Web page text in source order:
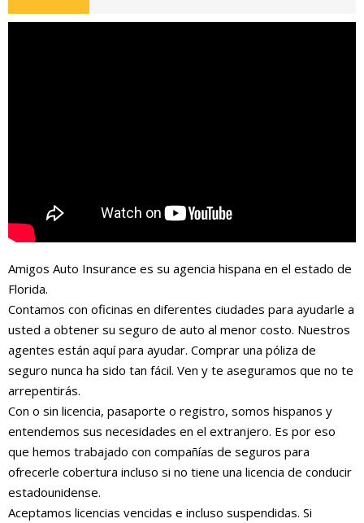
Amigos Auto Insurance es su agencia hispana en el estado de
Florida.
Contamos con oficinas en diferentes ciudades para ayudarle a
usted a obtener su seguro de auto al menor costo. Nuestros
agentes están aquí para ayudar. Comprar una póliza de
seguro nunca ha sido tan fácil. Ven y te aseguramos que no te
arrepentirás.
Con o sin licencia, pasaporte o registro, somos hispanos y
entendemos sus necesidades en el extranjero. Es por eso
que hemos trabajado con compañías de seguros para
ofrecerle cobertura incluso si no tiene una licencia de conducir
estadounidense.
Aceptamos licencias vencidas e incluso suspendidas. Si